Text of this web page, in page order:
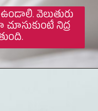
వెలుతురు
నిద్ర